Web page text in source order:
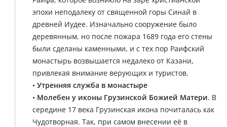
эпохи неподалеку от священной горы Синай в
древней Иудее. Изначально сооружение было
деревянным, но после пожара 1689 года его стены
были сделаны каменными, и с тех пор Раифский
монастырь возвышается недалеко от Казани,
привлекая внимание верующих и туристов.
• Утренняя служба в монастыре
• Молебен у иконы Грузинской Божией Матери. В
середине 17 века Грузинская икона почиталась как
Чудотворная. Так, при самом внесении её в